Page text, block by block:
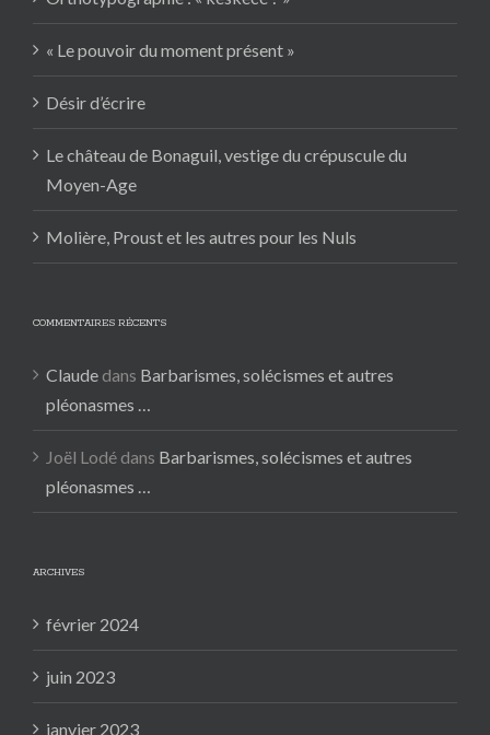
« Le pouvoir du moment présent »
Désir d’écrire
Le château de Bonaguil, vestige du crépuscule du
Moyen-Age
Molière, Proust et les autres pour les Nuls
COMMENTAIRES RÉCENTS
Claude dans Barbarismes, solécismes et autres
pléonasmes …
Joël Lodé dans Barbarismes, solécismes et autres
pléonasmes …
ARCHIVES
février 2024
juin 2023
janvier 2023